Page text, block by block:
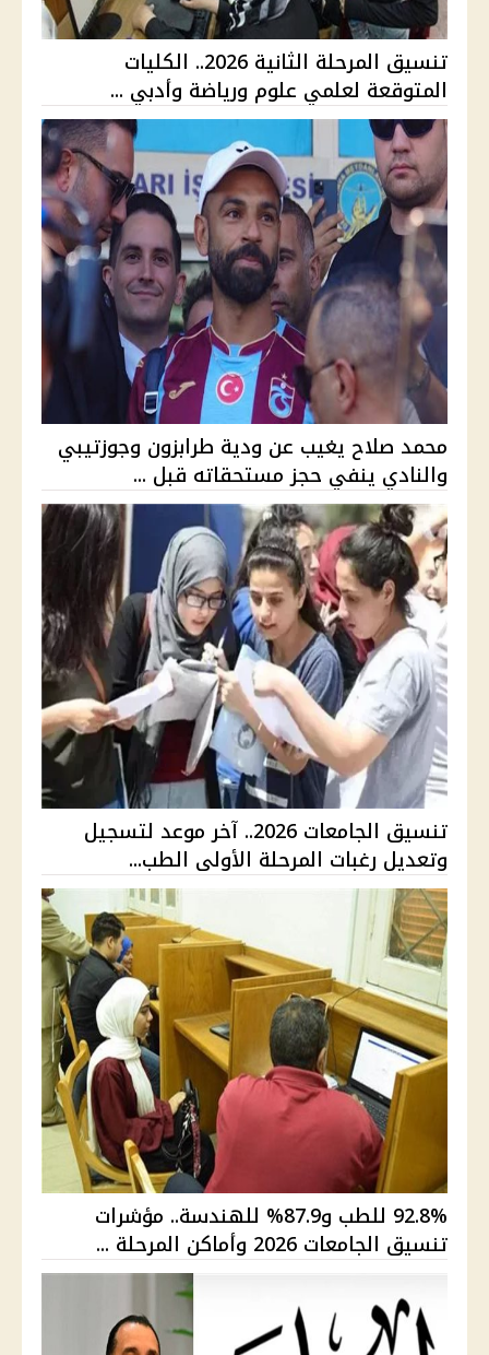
تنسيق المرحلة الثانية 2026.. الكليات
المتوقعة لعلمي علوم ورياضة وأدبي ...
محمد صلاح يغيب عن ودية طرابزون وجوزتيبي
والنادي ينفي حجز مستحقاته قبل ...
تنسيق الجامعات 2026.. آخر موعد لتسجيل
وتعديل رغبات المرحلة الأولى الطب...
92.8% للطب و87.9% للهندسة.. مؤشرات
تنسيق الجامعات 2026 وأماكن المرحلة ...